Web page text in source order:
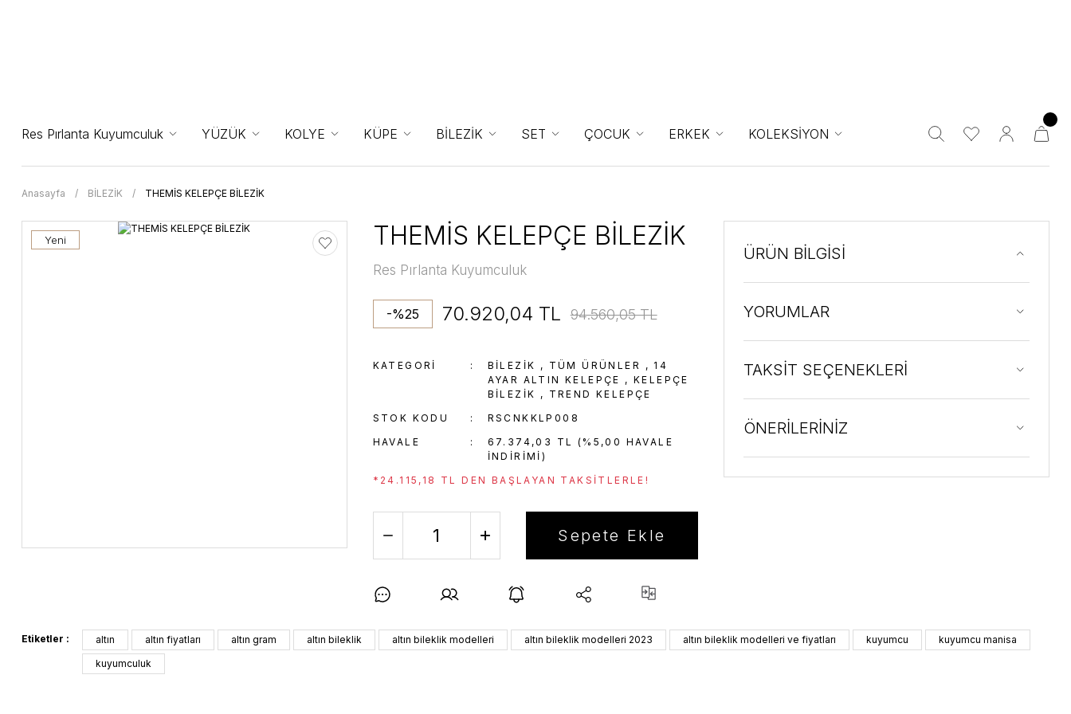
Res Pırlanta Kuyumculuk YÜZÜK KOLYE KÜPE BİLEZİK SET ÇOCUK ERKEK KOLEKSİYON
Anasayfa BİLEZİK THEMİS KELEPÇE BİLEZİK
Yeni THEMİS KELEPÇE BİLEZİK
Res Pırlanta Kuyumculuk
-%25 70.920,04 TL 94.560,05 TL
KATEGORI BİLEZİK , TÜM ÜRÜNLER , 14
AYAR ALTIN KELEPÇE ,KELEPÇE
BILEZIK , TREND KELEPÇE
STOK KODU
RSCNKKLP008
HAVALE
67.374,03 TL (%5,00 HAVALE
INDIRIMI)
*24.115,18 TL DEN BAŞLAYAN TAKSITLERLE!
Sepete Ekle
ÜRÜN BİLGİSİ
YORUMLAR
TAKSİT SEÇENEKLERİ
ÖNERİLERİNİZ
Etiketler : altın altın fiyatları altın gram altın bileklik altın bileklik modelleri altın bileklik modelleri 2023 altın bileklik modelleri ve fiyatları kuyumcu
kuyumcu manisa
kuyumculuk